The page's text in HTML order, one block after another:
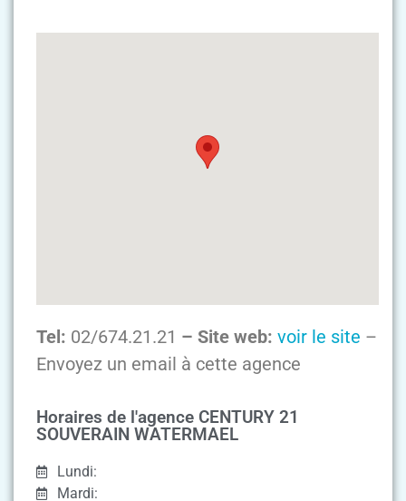
Tel: 02/674.21.21 – Site web: voir le site –
Envoyez un email à cette agence
Horaires de l'agence CENTURY 21
SOUVERAIN WATERMAEL
Lundi:
Mardi: